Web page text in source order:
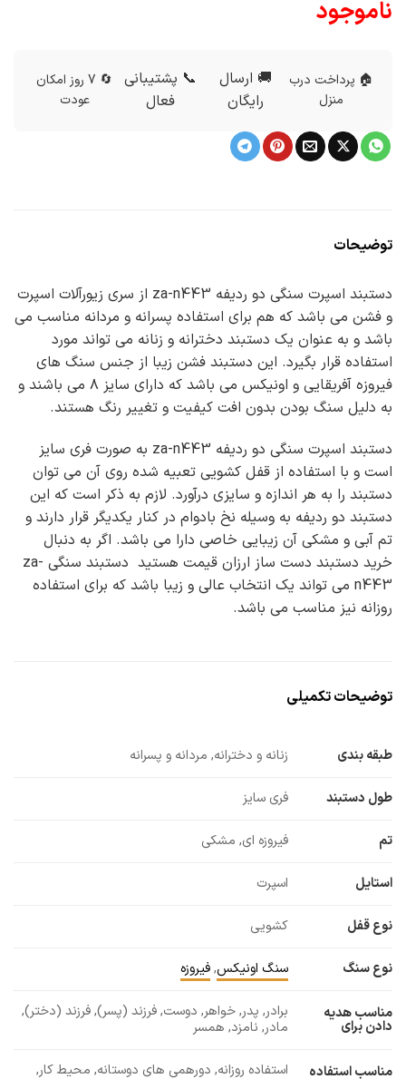
ناموجود
🏠 پرداخت درب
منزل
🚚 ارسال
رایگان
📞 پشتیبانی
فعال
🔄 7 روز امکان
عودت
توضیحات
دستبند اسپرت سنگی دو ردیفه za-n443 از سری زیورآلات اسپرت
و فشن می باشد که هم برای استفاده پسرانه و مردانه مناسب می
باشد و به عنوان یک دستبند دخترانه و زنانه می تواند مورد
استفاده قرار بگیرد. این دستبند فشن زیبا از جنس سنگ های
فیروزه آفریقایی و اونیکس می باشد که دارای سایز ۸ می باشند و
به دلیل سنگ بودن بدون افت کیفیت و تغییر رنگ هستند.
دستبند اسپرت سنگی دو ردیفه za-n443 به صورت فری سایز
است و با استفاده از قفل کشویی تعبیه شده روی آن می توان
دستبند را به هر اندازه و سایزی درآورد. لازم به ذکر است که این
دستبند دو ردیفه به وسیله نخ بادوام در کنار یکدیگر قرار دارند و
تم آبی و مشکی آن زیبایی خاصی دارا می باشد. اگر به دنبال
خرید دستبند دست ساز ارزان قیمت هستید دستبند سنگی za-
n443 می تواند یک انتخاب عالی و زیبا باشد که برای استفاده
روزانه نیز مناسب می باشد.
توضیحات تکمیلی
طبقه بندی زنانه و دخترانه, مردانه و پسرانه
طول دستبند فری سایز
تم فیروزه ای, مشکی
استایل اسپرت
نوع قفل کشویی
نوع سنگ سنگ اونیکس,فیروزه
مناسب هدیه
دادن برای
برادر, پدر, خواهر, دوست, فرزند (پسر), فرزند (دختر),
مادر, نامزد, همسر
مناسب استفاده
استفاده روزانه, دورهمی های دوستانه, محیط کار,